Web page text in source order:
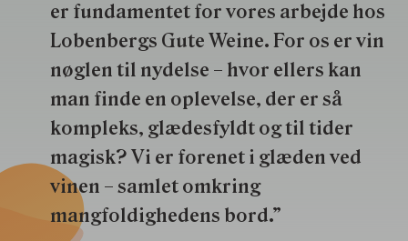
er fundamentet for vores arbejde hos
Lobenbergs Gute Weine. For os er vin
nøglen til nydelse – hvor ellers kan
man finde en oplevelse, der er så
kompleks, glædesfyldt og til tider
magisk? Vi er forenet i glæden ved
vinen – samlet omkring
mangfoldighedens bord.”